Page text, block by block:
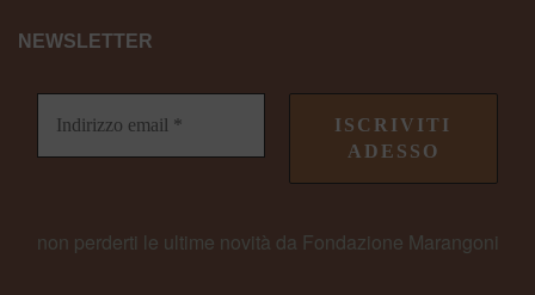
NEWSLETTER
non perderti le ultime novità da Fondazione Marangoni